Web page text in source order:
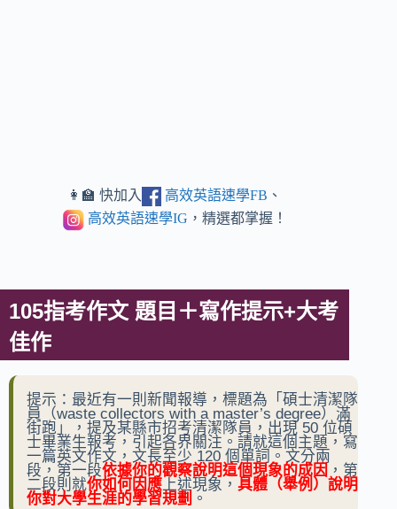
👩‍🏫 快加入 高效英語速學FB 、
高效英語速學IG ，精選都掌握！
105指考作文 題目＋寫作提示+大考
佳作
提示：最近有一則新聞報導，標題為「碩士清潔隊
員（waste collectors with a master’s degree）滿
街跑」，提及某縣市招考清潔隊員，出現 50 位碩
士畢業生報考，引起各界關注。請就這個主題，寫
一篇英文作文，文長至少 120 個單詞。文分兩
段，第一段依據你的觀察說明這個現象的成因 ，第
二段則就你如何因應上述現象， 具體（舉例）說明
你對大學生涯的學習規劃 。